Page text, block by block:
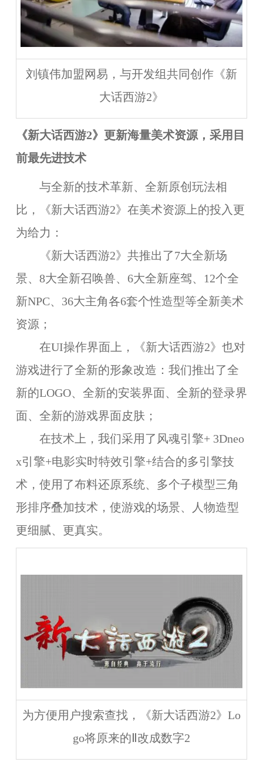
刘镇伟加盟网易，与开发组共同创作《新
大话西游2》
《新大话西游2》更新海量美术资源，采用目
前最先进技术
与全新的技术革新、全新原创玩法相
比，《新大话西游2》在美术资源上的投入更
为给力：
《新大话西游2》共推出了7大全新场
景、8大全新召唤兽、6大全新座驾、12个全
新NPC、36大主角各6套个性造型等全新美术
资源；
在UI操作界面上，《新大话西游2》也对
游戏进行了全新的形象改造：我们推出了全
新的LOGO、全新的安装界面、全新的登录界
面、全新的游戏界面皮肤；
在技术上，我们采用了风魂引擎+ 3Dneo
x引擎+电影实时特效引擎+结合的多引擎技
术，使用了布料还原系统、多个子模型三角
形排序叠加技术，使游戏的场景、人物造型
更细腻、更真实。
为方便用户搜索查找，《新大话西游2》Lo
go将原来的Ⅱ改成数字2